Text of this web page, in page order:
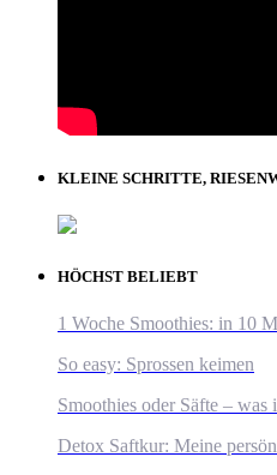
KLEINE SCHRITTE,
HÖCHST BELIEBT
1 Woche Smoothies: in 10
So easy: Sprossen keimen
Smoothies oder Säfte – was
Detox Saftkur: Meine